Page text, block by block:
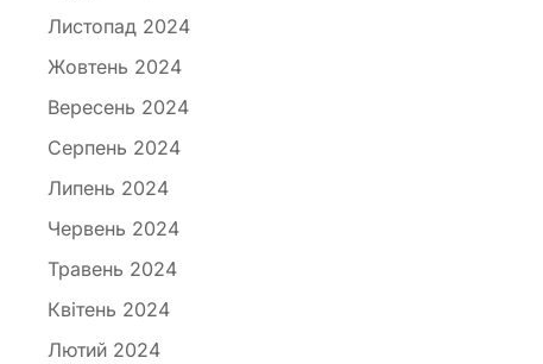
Листопад 2024
Жовтень 2024
Вересень 2024
Серпень 2024
Липень 2024
Червень 2024
Травень 2024
Квітень 2024
Лютий 2024